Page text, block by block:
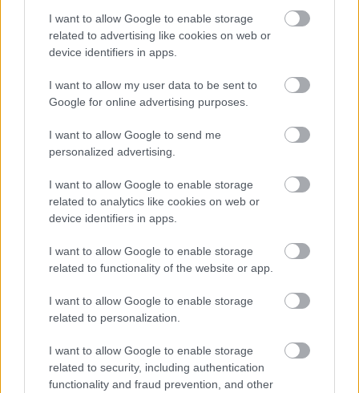
I want to allow Google to enable storage
related to advertising like cookies on web or
device identifiers in apps.
I want to allow my user data to be sent to
Google for online advertising purposes.
I want to allow Google to send me
personalized advertising.
I want to allow Google to enable storage
related to analytics like cookies on web or
device identifiers in apps.
I want to allow Google to enable storage
related to functionality of the website or app.
I want to allow Google to enable storage
related to personalization.
I want to allow Google to enable storage
related to security, including authentication
functionality and fraud prevention, and other
Δείτε επίσης